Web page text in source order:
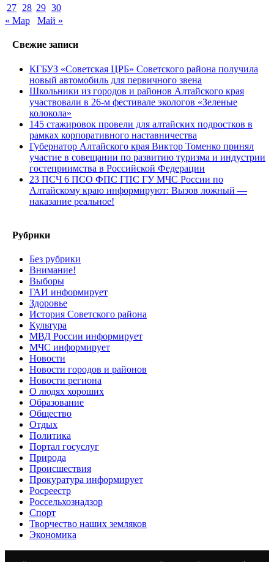
27 28 29 30
« Мар
Май »
Свежие записи
КГБУЗ «Советская ЦРБ» Советского района получила
новый автомобиль для первичного звена
Школьники из городов и районов Алтайского края
участвовали в 26-м фестивале экологов «Зеленые
колокола»
145 стажировок провели для алтайских подростков в
рамках корпоративного наставничества
Губернатор Алтайского края Виктор Томенко принял
участие в совещании по развитию туризма и индустрии
гостеприимства в Российской Федерации
23 ПСЧ 6 ПСО ФПС ГПС ГУ МЧС России по
Алтайскому краю информируют: Вызов ложный —
наказание реальное!
Рубрики
Без рубрики
Внимание!
Выборы
ГАИ информирует
Здоровье
История Советского района
Культура
МВД России информирует
МЧС информирует
Новости
Новости городов и районов
Новости региона
О людях хороших
Образование
Общество
Отдых
Политика
Портал госуслуг
Природа
Происшествия
Прокуратура информирует
Росреестр
Россельхознадзор
Спорт
Творчество наших земляков
Экономика